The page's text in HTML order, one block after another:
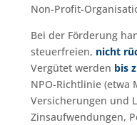
Non-Profit-
Bei der Förderung
steuerfreien, nicht
Vergütet werden bis
NPO-Richtlinie (etwa
Versicherungen und
Zinsaufwendungen,